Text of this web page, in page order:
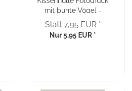
mit bunte Vögel -
40x40
Statt 7,95 EUR *
Nur 5,95 EUR *